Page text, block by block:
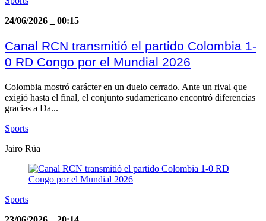
24/06/2026
00:15
Canal RCN transmitió el partido Colombia 1-
0 RD Congo por el Mundial 2026
Colombia mostró carácter en un duelo cerrado. Ante un rival que
exigió hasta el final, el conjunto sudamericano encontró diferencias
gracias a Da...
Sports
Jairo Rúa
Sports